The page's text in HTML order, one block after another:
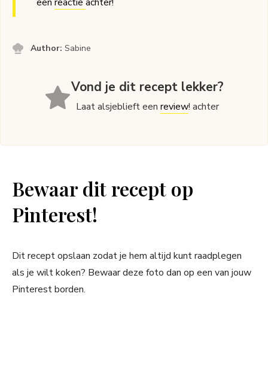
Author:Sabine
Vond je dit recept lekker?
Laat alsjeblieft eenreview! achter
Bewaar dit recept op
Pinterest!
Dit recept opslaan zodat je hem altijd kunt raadplegen
als je wilt koken? Bewaar deze foto dan op een van jouw
Pinterest borden.